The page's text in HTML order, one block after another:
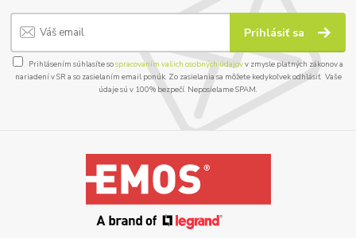
Prihlásiť sa
Prihlásením súhlasíte sospracovaním vašich osobných údajovv zmysle platných zákonov a
nariadení v SR a so zasielaním email ponúk. Zo zasielania sa môžete kedykoľvek odhlásiť. Vaše
údaje sú v 100% bezpečí. Neposielame SPAM.